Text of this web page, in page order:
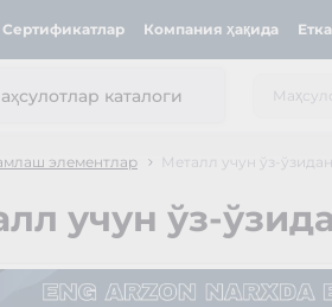
Сертификатлар Компания ҳақида
каталоги
элементлар Металл учун ўз-
учун ўз-